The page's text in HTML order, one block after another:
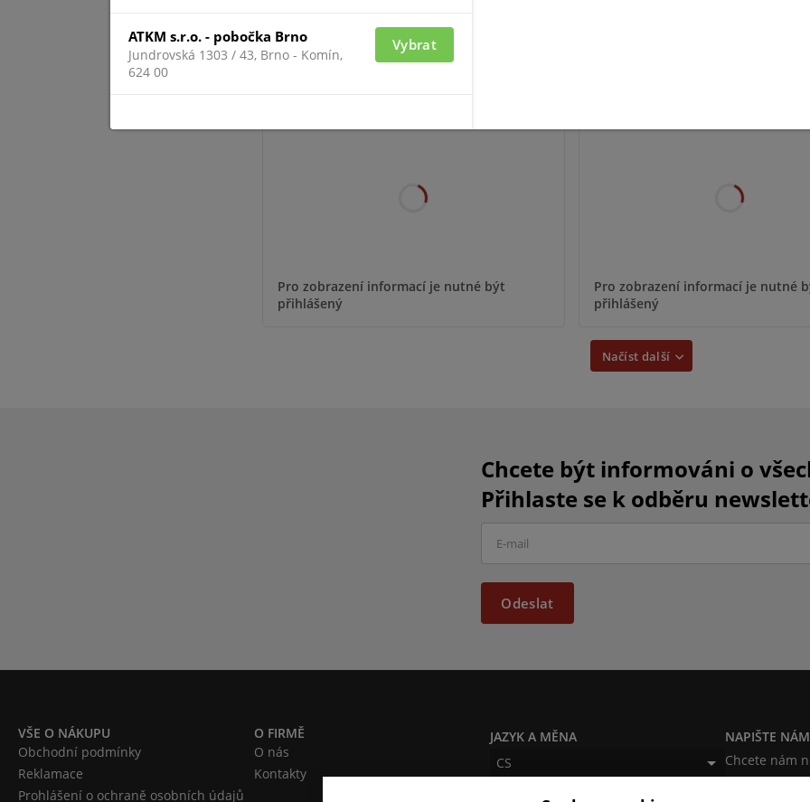
Pro zobrazení informací je nutné být
přihlášený
Pro zobrazení informací je nutné být
přihlášený
Pro zobrazení informací je nutné
přihlášený
Načíst další
Chcete být informováni o
Přihlaste se k odběru
Odeslat
VŠE O NÁKUPU
Obchodní podmínky
Reklamace
Prohlášení o ochraně osobních údajů
O FIRMĚ
O nás
Kontakty
JAZYK A MĚNA
CS
EUR (EUR)
NAPIŠTE NÁM
Chcete nám
ATKM s.r.o. - pobočka Brno
Jundrovská 1303 / 43, Brno - Komín,
624 00
Vybrat